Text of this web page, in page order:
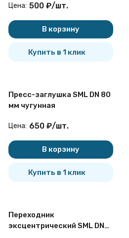
Цена: 500 ₽/шт.
В корзину
Купить в 1 клик
Пресс-заглушка SML DN 80
мм чугунная
Цена: 650 ₽/шт.
В корзину
Купить в 1 клик
Переходник
эксцентрический SML DN